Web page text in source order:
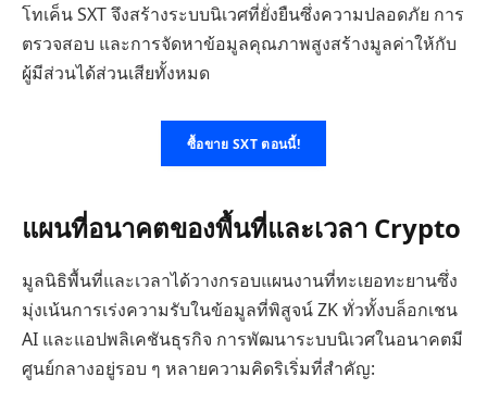
โทเค็น SXT จึงสร้างระบบนิเวศที่ยั่งยืนซึ่งความปลอดภัย การ
ตรวจสอบ และการจัดหาข้อมูลคุณภาพสูงสร้างมูลค่าให้กับ
ผู้มีส่วนได้ส่วนเสียทั้งหมด
ซื้อขาย SXT ตอนนี้!
แผนที่อนาคตของพื้นที่และเวลา Crypto
มูลนิธิพื้นที่และเวลาได้วางกรอบแผนงานที่ทะเยอทะยานซึ่ง
มุ่งเน้นการเร่งความรับในข้อมูลที่พิสูจน์ ZK ทั่วทั้งบล็อกเชน
AI และแอปพลิเคชันธุรกิจ การพัฒนาระบบนิเวศในอนาคตมี
ศูนย์กลางอยู่รอบ ๆ หลายความคิดริเริ่มที่สำคัญ: